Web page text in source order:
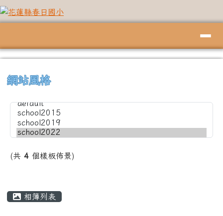
跳至主內容區
花蓮縣春日國小
網站風格
(共 4 個樣板佈景)
相簿列表